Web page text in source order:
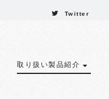
Twitter
取り扱い製品紹介